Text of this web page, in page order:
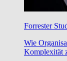
Forrester
Wie
Komplexität